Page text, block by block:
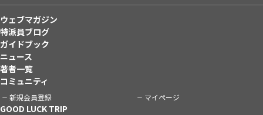
ウェブマガジン
特派員ブログ
ガイドブック
ニュース
著者一覧
コミュニティ
新規会員登録 マイページ
GOOD LUCK TRIP